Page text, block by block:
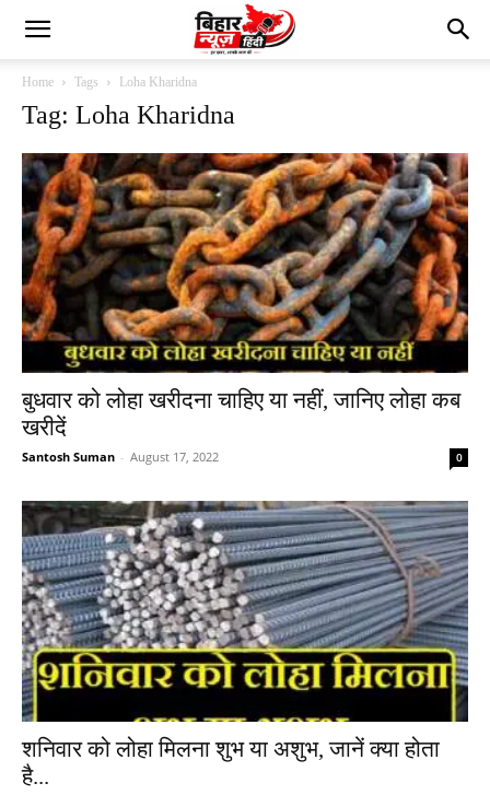
Home Tags Loha Kharidna
Tag: Loha Kharidna
बुधवार को लोहा खरीदना चाहिए या नहीं, जानिए लोहा कब
खरीदें
Santosh Suman - August 17, 2022 0
शनिवार को लोहा मिलना शुभ या अशुभ, जानें क्या होता
है...